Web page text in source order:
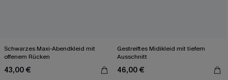
Schwarzes Maxi-Abendkleid mit
offenem Rücken
43,00 €
Gestreiftes Midikleid mit tiefem
Ausschnitt
46,00 €